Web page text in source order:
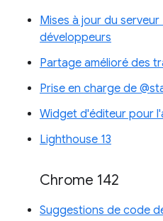
Mises à jour du
développeurs
Partage amélioré des
Prise en charge de
Widget d'éditeur pour
Lighthouse 13
Chrome 142
Suggestions de code